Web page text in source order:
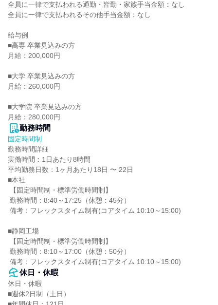
全員に一律で支払われる通勤・皆勤・家族手当金額：なし
全員に一律で支払われるその他手当金額：なし
給与例
■高専 卒業見込みの方
月給：200,000円
■大学 卒業見込みの方
月給：260,000円
■大学院 卒業見込みの方
月給：280,000円
勤務時間
固定時間制
勤務時間詳細
実働時間：1日あたり8時間
平均勤務日数：1ヶ月あたり18日 〜 22日
■本社
■静岡工場
備考：フレックスタイム制有(コアタイム 10:10～15:00)
休日・休暇
休日・休暇
■週休2日制（土日）